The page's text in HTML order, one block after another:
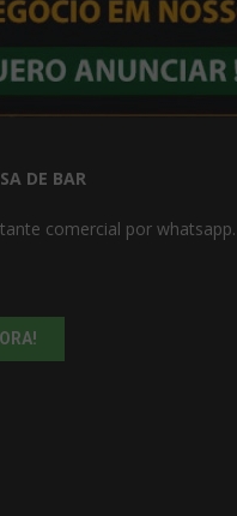
DE BAR
comercial por whatsapp.